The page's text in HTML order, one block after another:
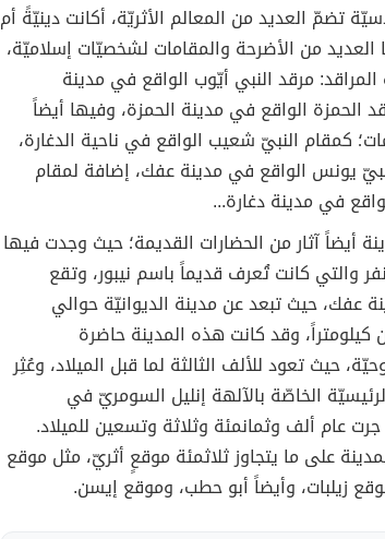
تضمّ العديد من المعالم الأثريّة، أكانت دينيّةً أم
العديد من الأضرحة والمقامات لشخصيّات إسلاميّة،
مرقد النبي أيّوب الواقع في مدينة
الحمزة الواقع في مدينة الحمزة، وفيها أيضاً
كمقام النبيّ شعيب الواقع في ناحية الدغارة،
يونس الواقع في مدينة عفك، إضافة لمقام
في مدينة دغارة...
أيضاً آثار من الحضارات القديمة؛ حيث وجدت فيها
والتي كانت تُعرف قديماً باسم نيبور، وتقع
عفك، حيث تبعد عن مدينة الديوانيّة حوالي
وقد كانت هذه المدينة حاضرة
حيث تعود للألف الثالثة لما قبل الميلاد، وعُثِر
الخاصّة بالآلهة إنليل السومريّ في
جرت عام ألف وثمانمئة وثلاثة وتسعين للميلاد.
على ما يتجاوز ثلاثمئة موقعٍ أثريّ، مثل موقع
زيلبات، وأيضاً أبو حطب، وموقع إيسن.